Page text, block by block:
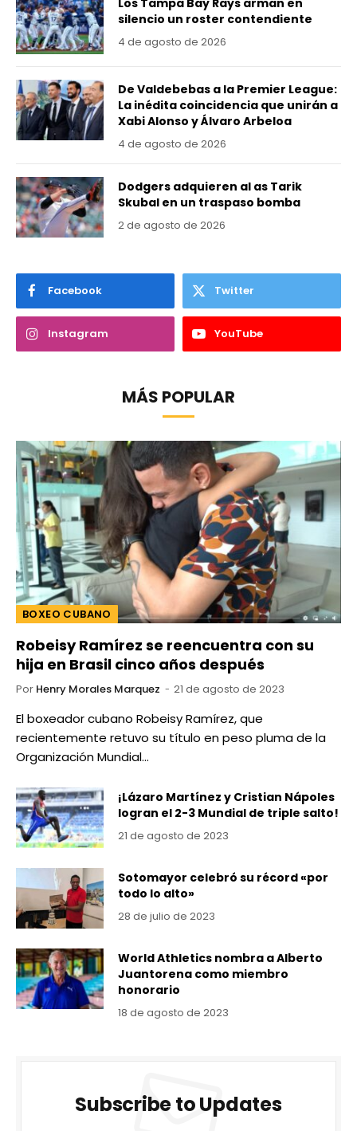
silencio un roster contendiente
4 de agosto de 2026
De Valdebebas a la Premier League:
La inédita coincidencia que unirán a
Xabi Alonso y Álvaro Arbeloa
4 de agosto de 2026
Dodgers adquieren al as Tarik
Skubal en un traspaso bomba
2 de agosto de 2026
Facebook Twitter
Instagram YouTube
MÁS POPULAR
BOXEO CUBANO
Robeisy Ramírez se reencuentra con su
hija en Brasil cinco años después
Por Henry Morales Marquez 21 de agosto de 2023
El boxeador cubano Robeisy Ramírez, que
recientemente retuvo su título en peso pluma de la
Organización Mundial…
¡Lázaro Martínez y Cristian Nápoles
logran el 2-3 Mundial de triple salto!
21 de agosto de 2023
Sotomayor celebró su récord «por
todo lo alto»
28 de julio de 2023
World Athletics nombra a Alberto
Juantorena como miembro
honorario
18 de agosto de 2023
Subscribe to Updates